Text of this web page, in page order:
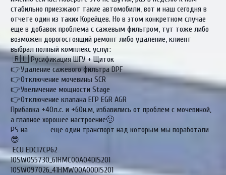
стабильно приезжают такие автомобили, вот и наш сегодня в
отчете один из таких Корейцев. Но в этом конкретном случае
еще в добавок проблема с сажевым фильтром, тут тоже либо
возможен дорогостоящий ремонт либо удаление, клиент
выбрал полный комплекс услуг:
🇷🇺 Русификация ШГУ + Щиток
👉Удаление сажевого фильтра DPF
👉Отключение мочевины SCR
👉Увеличение мощности Stage
👉Отключение клапана ЕГР EGR AGR
Прибавка +40л.с. и +60н.м, избавились от проблем с мочевиной,
а главное хорошее настроение🙂
PS на
еще один транспорт над которым мы поработали
😎
ECU EDC17CP62
10SW055730_61HMC00A04DIS201
10SW097026_41HMW00A00DIS201